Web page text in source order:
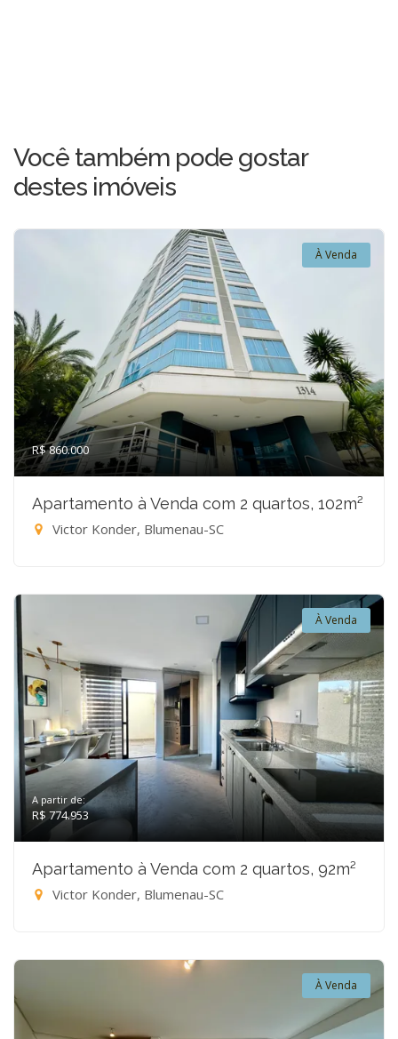
Você também pode gostar
destes imóveis
À Venda
R$ 860.000
Apartamento à Venda com 2 quartos, 102m²
Victor Konder, Blumenau-SC
À Venda
A partir de:
R$ 774.953
Apartamento à Venda com 2 quartos, 92m²
Victor Konder, Blumenau-SC
À Venda